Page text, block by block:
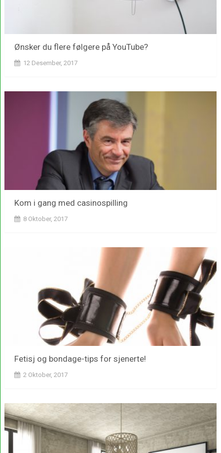
Ønsker du flere følgere på YouTube?
12 Desember, 2017
Kom i gang med casinospilling
8 Oktober, 2017
Fetisj og bondage-tips for sjenerte!
2 Oktober, 2017